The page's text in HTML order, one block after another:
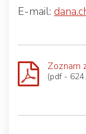
E-mail:
Zoznam
(pdf -